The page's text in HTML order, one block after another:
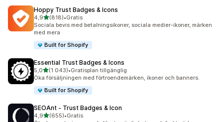
Hoppy Trust Badges & Icons
4,9av 5 stjärnor
(818)
818 recensioner totalt
•Gratis
Sociala bevis med betalningsikoner, sociala medier-ikoner, märken
med mera
Built for Shopify
Essential Trust Badges & Icons
5,0av 5 stjärnor
(1 043)
1043 recensioner totalt
•Gratisplan tillgänglig
Öka försäljningen med förtroendemärken, ikoner och banners.
Built for Shopify
SEOAnt ‑ Trust Badges & Icon
4,9av 5 stjärnor
(655)
655 recensioner totalt
•Gratis